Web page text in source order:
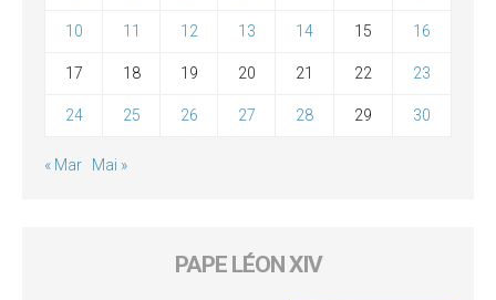
10 11 12 13 14 15 16
17 18 19 20 21 22 23
24 25 26 27 28 29 30
« Mar Mai »
PAPE LÉON XIV